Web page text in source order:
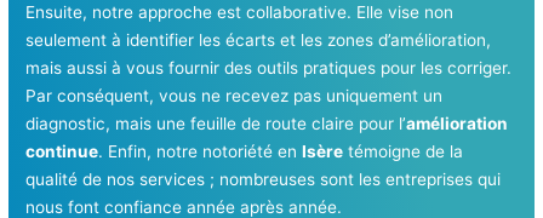
Ensuite, notre approche est collaborative. Elle vise non
seulement à identifier les écarts et les zones d’amélioration,
mais aussi à vous fournir des outils pratiques pour les corriger.
Par conséquent, vous ne recevez pas uniquement un
diagnostic, mais une feuille de route claire pour l’amélioration
continue. Enfin, notre notoriété enIsère témoigne de la
qualité de nos services ; nombreuses sont les entreprises qui
nous font confiance année après année.